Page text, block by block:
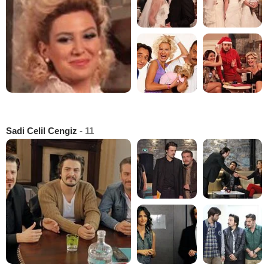
Sadi Celil Cengiz - 11